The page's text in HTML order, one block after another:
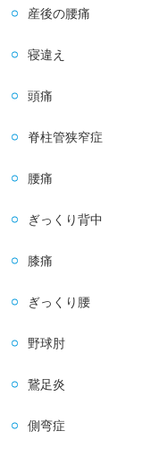
産後の腰痛
寝違え
頭痛
脊柱管狭窄症
腰痛
ぎっくり背中
膝痛
ぎっくり腰
野球肘
鵞足炎
側弯症